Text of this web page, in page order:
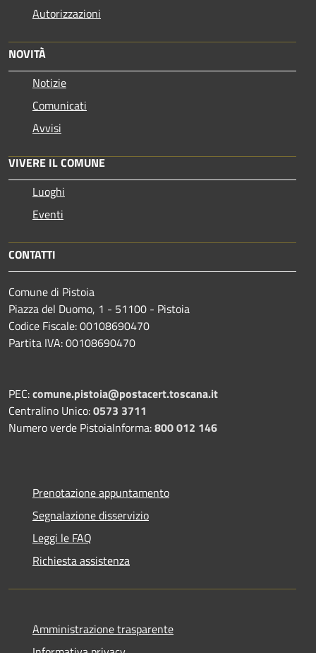
Autorizzazioni
NOVITÀ
Notizie
Comunicati
Avvisi
VIVERE IL COMUNE
Luoghi
Eventi
CONTATTI
Comune di Pistoia
Piazza del Duomo, 1 - 51100 - Pistoia
Codice Fiscale: 00108690470
Partita IVA: 00108690470
PEC:comune.pistoia@postacert.toscana.it
Centralino Unico:0573 3711
Numero verde PistoiaInforma:800 012 146
Prenotazione appuntamento
Segnalazione disservizio
Leggi le FAQ
Richiesta assistenza
Amministrazione trasparente